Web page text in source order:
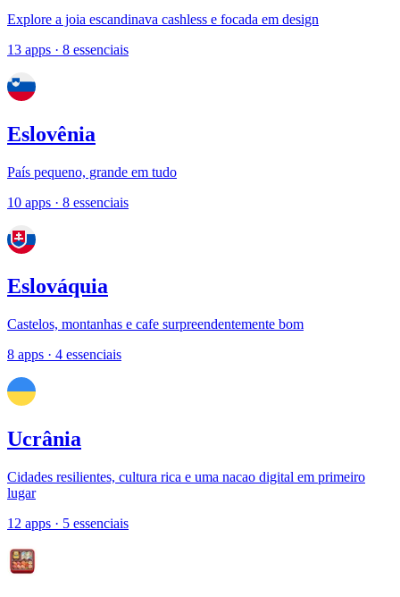
Explore a joia escandinava cashless e focada em design
13 apps · 8 essenciais
Eslovênia
País pequeno, grande em tudo
10 apps · 8 essenciais
Eslováquia
Castelos, montanhas e cafe surpreendentemente bom
8 apps · 4 essenciais
Ucrânia
Cidades resilientes, cultura rica e uma nacao digital em primeiro
lugar
12 apps · 5 essenciais